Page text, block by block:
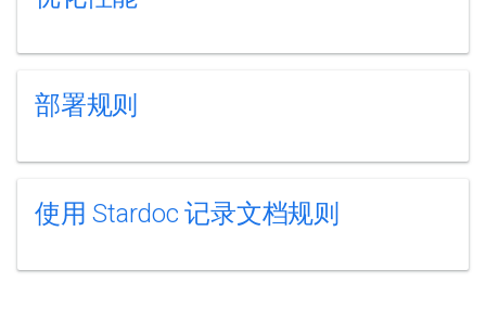
部署规则
使用 Stardoc 记录文档规则